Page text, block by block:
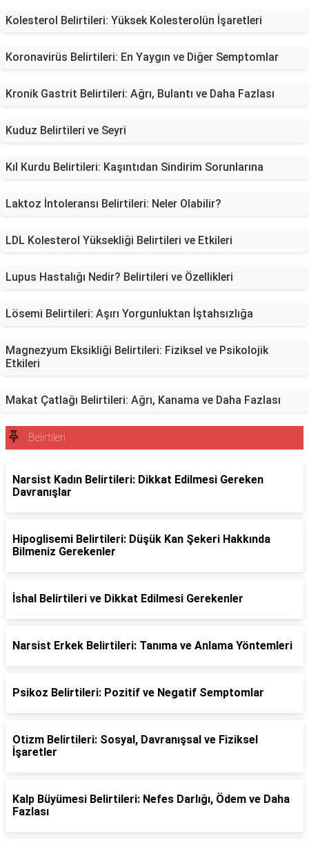
Kolesterol Belirtileri: Yüksek Kolesterolün İşaretleri
Koronavirüs Belirtileri: En Yaygın ve Diğer Semptomlar
Kronik Gastrit Belirtileri: Ağrı, Bulantı ve Daha Fazlası
Kuduz Belirtileri ve Seyri
Kıl Kurdu Belirtileri: Kaşıntıdan Sindirim Sorunlarına
Laktoz İntoleransı Belirtileri: Neler Olabilir?
LDL Kolesterol Yüksekliği Belirtileri ve Etkileri
Lupus Hastalığı Nedir? Belirtileri ve Özellikleri
Lösemi Belirtileri: Aşırı Yorgunluktan İştahsızlığa
Magnezyum Eksikliği Belirtileri: Fiziksel ve Psikolojik
Etkileri
Makat Çatlağı Belirtileri: Ağrı, Kanama ve Daha Fazlası
Belirtileri
Narsist Kadın Belirtileri: Dikkat Edilmesi Gereken
Davranışlar
Hipoglisemi Belirtileri: Düşük Kan Şekeri Hakkında
Bilmeniz Gerekenler
İshal Belirtileri ve Dikkat Edilmesi Gerekenler
Narsist Erkek Belirtileri: Tanıma ve Anlama Yöntemleri
Psikoz Belirtileri: Pozitif ve Negatif Semptomlar
Otizm Belirtileri: Sosyal, Davranışsal ve Fiziksel
İşaretler
Kalp Büyümesi Belirtileri: Nefes Darlığı, Ödem ve Daha
Fazlası